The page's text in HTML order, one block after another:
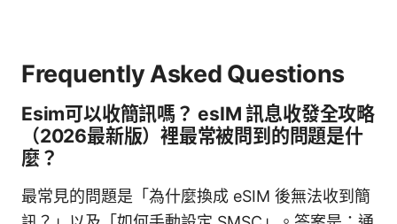
Frequently Asked Questions
Esim可以收簡訊嗎？ esIM 訊息收發全攻略
（2026最新版）裡最常被問到的問題是什
麼？
最常見的問題是「為什麼換成 eSIM 後無法收到簡